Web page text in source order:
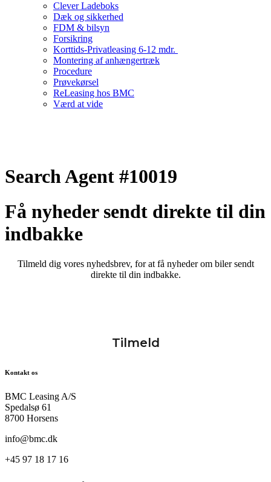
Clever Ladeboks
Dæk og sikkerhed
FDM & bilsyn
Forsikring
Korttids-Privatleasing 6-12 mdr.
Montering af anhængertræk
Procedure
Prøvekørsel
ReLeasing hos BMC
Værd at vide
Search Agent #10019
Få nyheder sendt direkte til din
indbakke
Tilmeld dig vores nyhedsbrev, for at få nyheder om biler sendt
direkte til din indbakke.
Kontakt os
BMC Leasing A/S
Spedalsø 61
8700 Horsens
info@bmc.dk
+45 97 18 17 16